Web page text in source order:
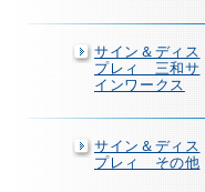
サイン＆ディス
プレィ 三和サ
インワークス
サイン＆ディス
プレィ その他